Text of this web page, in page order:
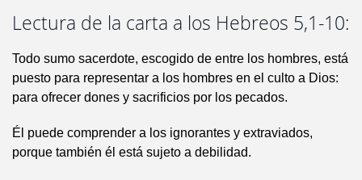
Lectura de la carta a los Hebreos 5,1-10:
Todo sumo sacerdote, escogido de entre los hombres, está
puesto para representar a los hombres en el culto a Dios:
para ofrecer dones y sacrificios por los pecados.
Él puede comprender a los ignorantes y extraviados,
porque también él está sujeto a debilidad.